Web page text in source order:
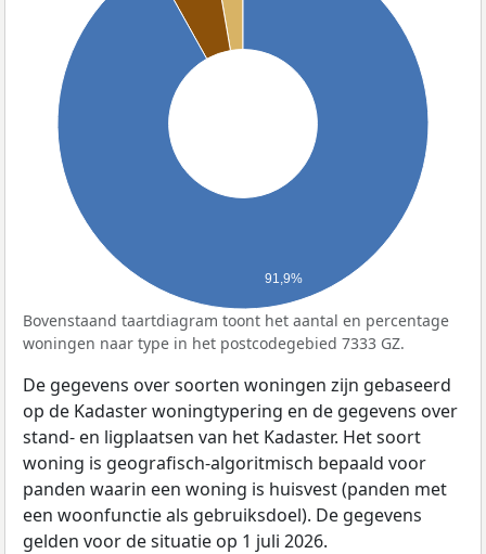
91,9%
Bovenstaand taartdiagram toont het aantal en percentage
woningen naar type in het postcodegebied 7333 GZ.
De gegevens over soorten woningen zijn gebaseerd
op de Kadaster woningtypering en de gegevens over
stand- en ligplaatsen van het Kadaster. Het soort
woning is geografisch-algoritmisch bepaald voor
panden waarin een woning is huisvest (panden met
een woonfunctie als gebruiksdoel). De gegevens
gelden voor de situatie op 1 juli 2026.